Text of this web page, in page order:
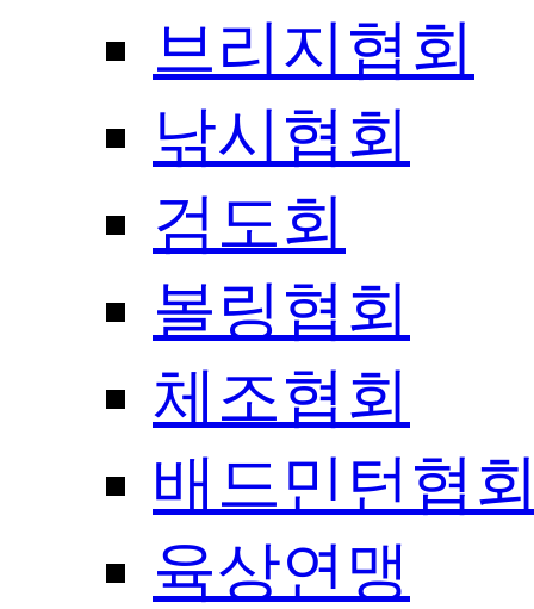
브리지협회
낚시협회
검도회
볼링협회
체조협회
배드민턴협
육상연맹